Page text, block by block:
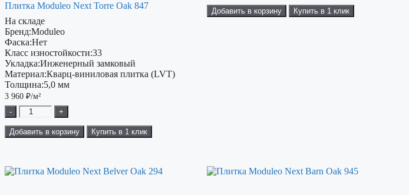
Плитка Moduleo Next Torre Oak 847
На складе
Бренд:Moduleo
Фаска:Нет
Класс изностойкости:33
Укладка:Инженерный замковый
Материал:Кварц-виниловая плитка (LVT)
Толщина:5,0 мм
3 960 ₽/м²
-
+
Добавить в корзину Купить в 1 клик
Добавить в корзину Купить в 1 клик